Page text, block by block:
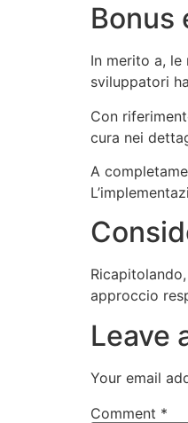
Bonus
In merito a,
sviluppatori
Con
cura nei
A
approccio
Leave
Your email
Comment *